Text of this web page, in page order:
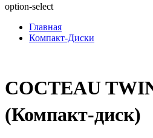
option-select
Главная
Компакт-Диски
COCTEAU
(Компакт-диск)